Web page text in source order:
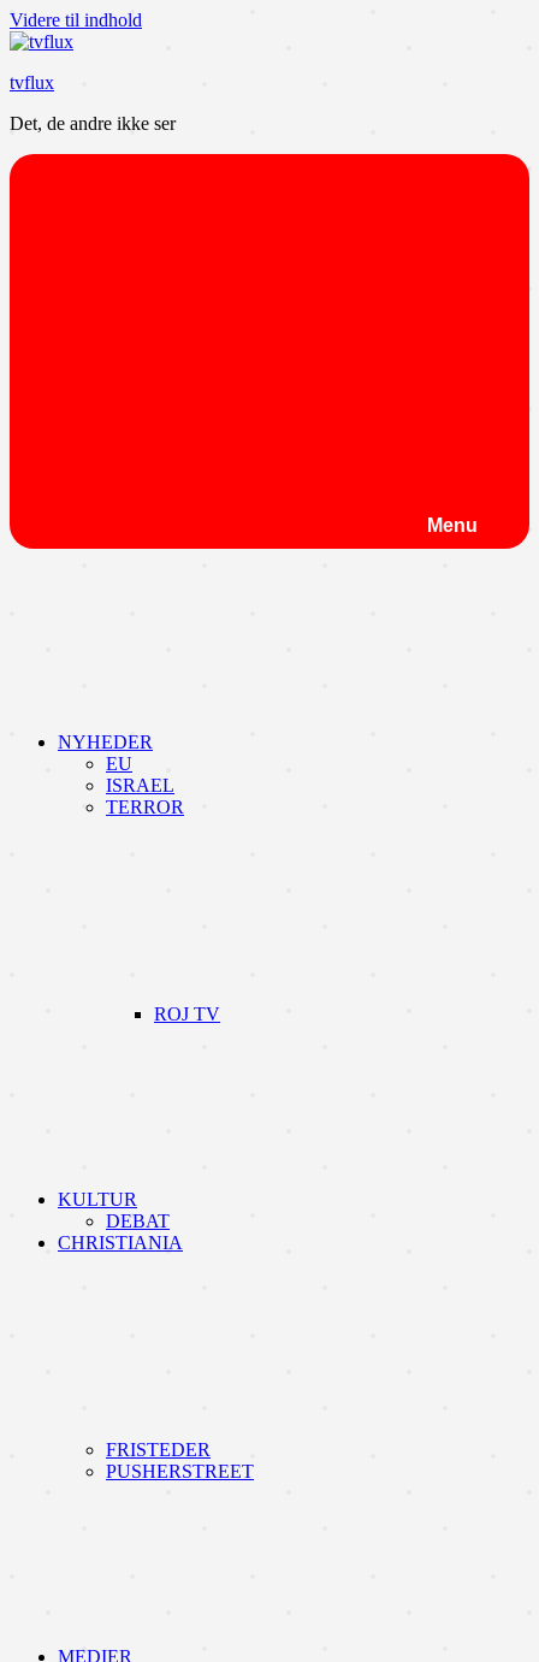
Videre til indhold
tvflux
Det, de andre ikke ser
Menu
NYHEDER
EU
ISRAEL
TERROR
ROJ TV
KULTUR
DEBAT
CHRISTIANIA
FRISTEDER
PUSHERSTREET
MEDIER